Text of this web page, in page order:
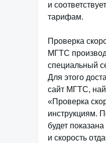
и
тарифам.
Проверка
МГТС
специальный
Для этого
сайт МГТС,
«Проверка
инструкциям.
будет показана
и скорость